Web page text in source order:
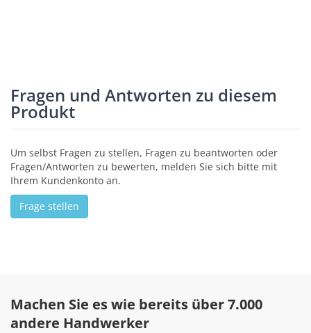
Fragen und Antworten zu diesem
Produkt
Um selbst Fragen zu stellen, Fragen zu beantworten oder
Fragen/Antworten zu bewerten, melden Sie sich bitte mit
Ihrem Kundenkonto an.
Frage stellen
Machen Sie es wie bereits über 7.000
andere Handwerker